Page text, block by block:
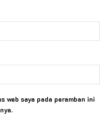
web saya pada peramban ini